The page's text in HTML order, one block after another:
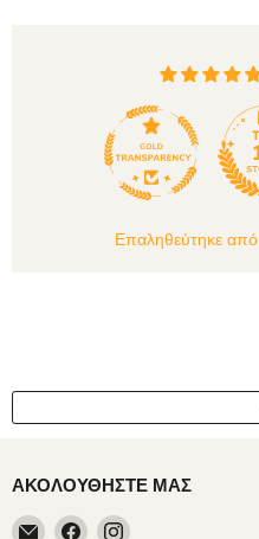
132
Επαληθεύτηκε από
ΑΚΟΛΟΥΘΉΣΤΕ ΜΑΣ
Email